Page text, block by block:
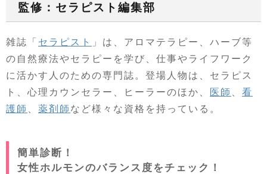
監修：セラピスト編集部
雑誌「 セラピスト
」は、アロマテラピー、ハーブ等
の自然療法やセラピーを学び、仕事やライフワーク
に活かす人のための専門誌。登場人物は、セラピス
ト、心理カウンセラー、ヒーラーのほか、
医師
看
護師
薬剤師 など様々な資格を持っている。
簡単診断！
女性ホルモンのバランス度をチェック！